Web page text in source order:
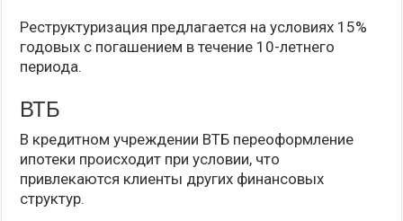
Реструктуризация предлагается на условиях 15%
годовых с погашением в течение 10-летнего
периода.
ВТБ
В кредитном учреждении ВТБ переоформление
ипотеки происходит при условии, что
привлекаются клиенты других финансовых
структур.